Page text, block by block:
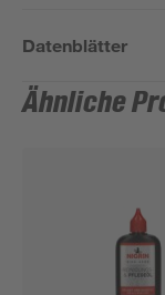
Datenblätter
Ähnliche